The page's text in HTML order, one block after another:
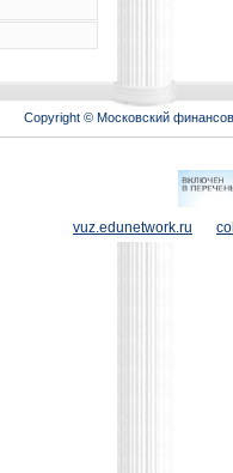
Copyright © Московский
vuz.edunetwork.ru